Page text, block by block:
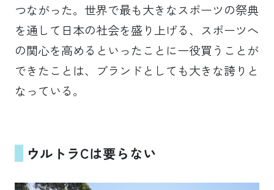
つながった。世界で最も大きなスポーツの祭典
を通して日本の社会を盛り上げる、スポーツへ
の関心を高めるといったことに一役買うことが
できたことは、ブランドとしても大きな誇りと
なっている。
ウルトラCは要らない